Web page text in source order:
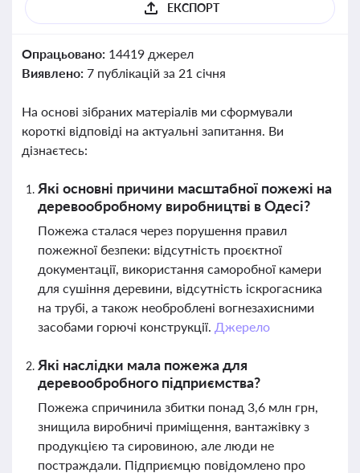
ЕКСПОРТ
Опрацьовано: 14419 джерел
Виявлено: 7 публікацій за 21 січня
На основі зібраних матеріалів ми сформували
короткі відповіді на актуальні запитання. Ви
дізнаєтесь:
Які основні причини масштабної пожежі на
деревообробному виробництві в Одесі?
Пожежа сталася через порушення правил
пожежної безпеки: відсутність проєктної
документації, використання саморобної камери
для сушіння деревини, відсутність іскрогасника
на трубі, а також необроблені вогнезахисними
засобами горючі конструкції. Джерело
Які наслідки мала пожежа для
деревообробного підприємства?
Пожежа спричинила збитки понад 3,6 млн грн,
знищила виробничі приміщення, вантажівку з
продукцією та сировиною, але люди не
постраждали. Підприємцю повідомлено про